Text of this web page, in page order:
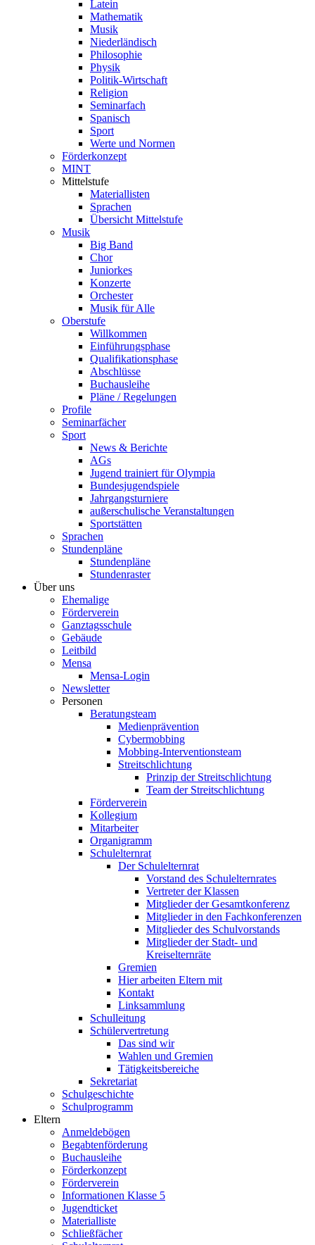
Latein
Mathematik
Musik
Niederländisch
Philosophie
Physik
Politik-Wirtschaft
Religion
Seminarfach
Spanisch
Sport
Werte und Normen
Förderkonzept
MINT
Mittelstufe
Materiallisten
Sprachen
Übersicht Mittelstufe
Musik
Big Band
Chor
Juniorkes
Konzerte
Orchester
Musik für Alle
Oberstufe
Willkommen
Einführungsphase
Qualifikationsphase
Abschlüsse
Buchausleihe
Pläne / Regelungen
Profile
Seminarfächer
Sport
News & Berichte
AGs
Jugend trainiert für Olympia
Bundesjugendspiele
Jahrgangsturniere
außerschulische Veranstaltungen
Sportstätten
Sprachen
Stundenpläne
Stundenpläne
Stundenraster
Über uns
Ehemalige
Förderverein
Ganztagsschule
Gebäude
Leitbild
Mensa
Mensa-Login
Newsletter
Personen
Beratungsteam
Medienprävention
Cybermobbing
Mobbing-Interventionsteam
Streitschlichtung
Prinzip der Streitschlichtung
Team der Streitschlichtung
Förderverein
Kollegium
Mitarbeiter
Organigramm
Schulelternrat
Der Schulelternrat
Vorstand des Schulelternrates
Vertreter der Klassen
Mitglieder der Gesamtkonferenz
Mitglieder in den Fachkonferenzen
Mitglieder des Schulvorstands
Mitglieder der Stadt- und
Kreiselternräte
Gremien
Hier arbeiten Eltern mit
Kontakt
Linksammlung
Schulleitung
Schülervertretung
Das sind wir
Wahlen und Gremien
Tätigkeitsbereiche
Sekretariat
Schulgeschichte
Schulprogramm
Eltern
Anmeldebögen
Begabtenförderung
Buchausleihe
Förderkonzept
Förderverein
Informationen Klasse 5
Jugendticket
Materialliste
Schließfächer